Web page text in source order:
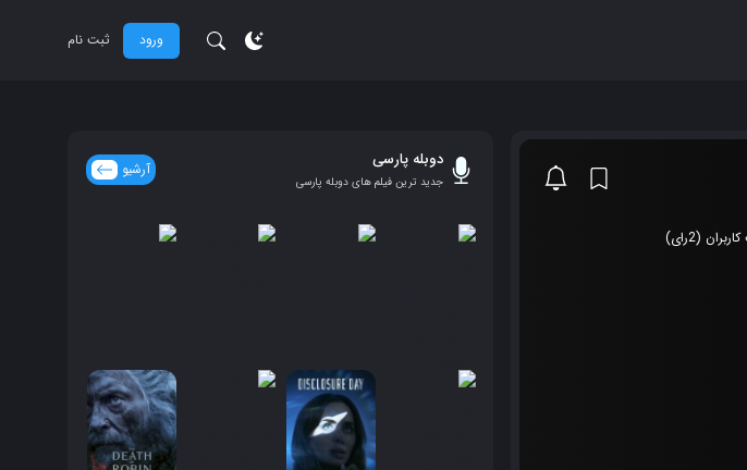
ورود ثبت نام
دوبله پارسی
جدید ترین فیلم های دوبله پارسی
آرشیو